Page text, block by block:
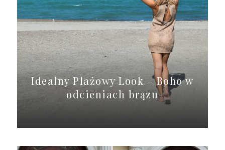
Idealny Plażowy Look – Boho w
odcieniach brązu